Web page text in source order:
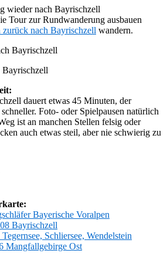
wieder nach Bayrischzell
Tour zur Rundwanderung ausbauen
zurück nach Bayrischzell wandern.
dauert etwas 45 Minuten, der
Foto- oder Spielpausen natürlich
ist an manchen Stellen felsig oder
auch etwas steil, aber nie schwierig zu
Bayerische Voralpen
Bayrischzell
Schliersee, Wendelstein
Mangfallgebirge Ost